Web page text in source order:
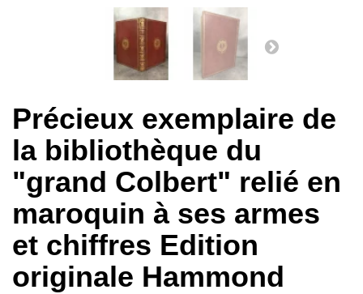
Précieux exemplaire de
la bibliothèque du
"grand Colbert" relié en
maroquin à ses armes
et chiffres Edition
originale Hammond